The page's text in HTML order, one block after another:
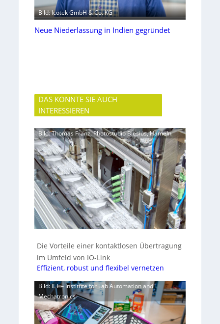
Bild: Icotek GmbH & Co. KG
Neue Niederlassung in Indien gegründet
DAS KÖNNTE SIE AUCH
INTERESSIEREN
Bild: Thomas Franz, Photostudio Blesius, Hameln
Die Vorteile einer kontaktlosen Übertragung
im Umfeld von IO-Link
Effizient, robust und flexibel vernetzen
Bild: ILT – Institute for Lab Automation and
Mechatronics